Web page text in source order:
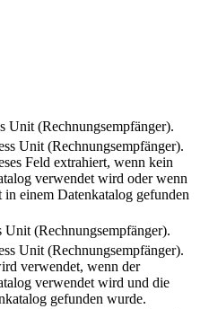
Unit (Rechnungsempfänger).
Unit (Rechnungsempfänger).
Feld extrahiert, wenn kein
verwendet wird oder wenn
einem Datenkatalog gefunden
Unit (Rechnungsempfänger).
Unit (Rechnungsempfänger).
verwendet, wenn der
verwendet wird und die
gefunden wurde.